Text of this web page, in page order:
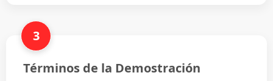
Términos de la Demostración
3